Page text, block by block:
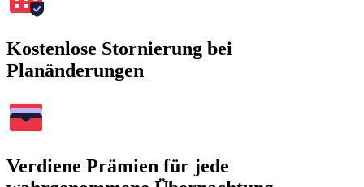
Kostenlose Stornierung bei
Planänderungen
Verdiene Prämien für jede